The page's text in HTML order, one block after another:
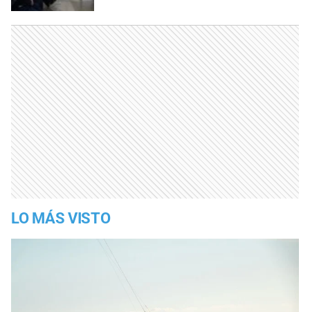
LO MÁS VISTO